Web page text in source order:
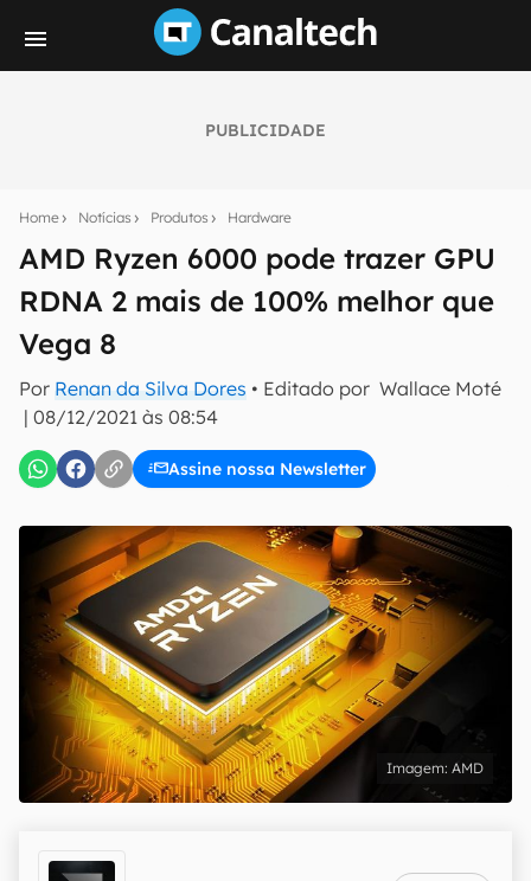
PUBLICIDADE
Home Notícias Produtos Hardware
AMD Ryzen 6000 pode trazer GPU
RDNA 2 mais de 100% melhor que
Vega 8
Por Renan da Silva Dores • Editado por Wallace Moté
| 08/12/2021 às 08:54
Assine nossa Newsletter
notícias e reviews sobre tecnologia em primeira
mão.
E-mail
inscreva-se
Confirmo que li, aceito e concordo com os Termos de
Uso e Política de Privacidade do Canaltech.
AMD